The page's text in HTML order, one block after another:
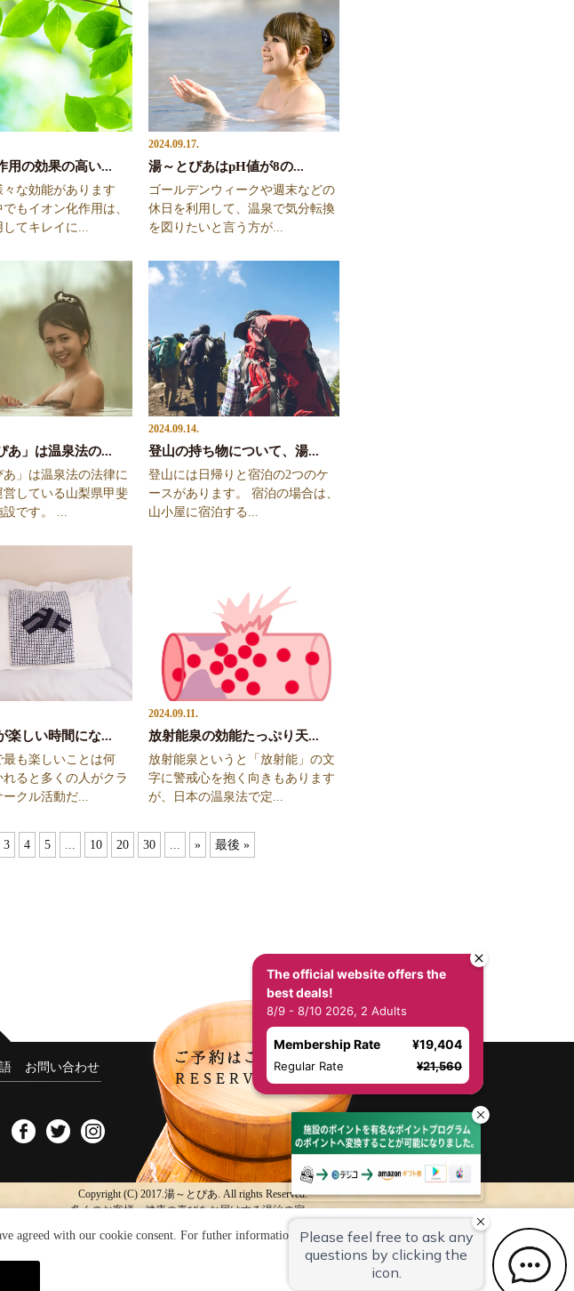
用の効果の高い...
な効能があります
もイオン化作用は、
してキレイに...
2024.09.17.
湯～とぴあはpH値が8の...
ゴールデンウィークや週末などの
休日を利用して、温泉で気分転換
を図りたいと言う方が...
あ」は温泉法の...
あ」は温泉法の法律に
営している山梨県甲斐
です。 ...
2024.09.14.
登山の持ち物について、湯...
登山には日帰りと宿泊の2つのケ
ースがあります。 宿泊の場合は、
山小屋に宿泊する...
楽しい時間にな...
最も楽しいことは何
ると多くの人がクラ
ークル活動だ...
2024.09.11.
放射能泉の効能たっぷり天...
放射能泉というと「放射能」の文
字に警戒心を抱く向きもあります
が、日本の温泉法で定...
3 4 5 ... 10 20 30 ... » 最後 »
お問い合わせ
Copyright (C) 2017.湯～とぴあ. All rights Reserved.
多くのお客様へ健康の喜びをお届けする湯治の宿。
The official website offers the
best deals!
8/9 - 8/10 2026, 2 Adults
Membership Rate ¥19,404
Regular Rate ¥21,560
agreed with our cookie consent. For futher information, please check thePrivate Policy.